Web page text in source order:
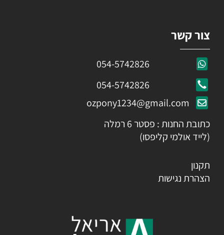
צור קשר
054-5742826
054-5742826
ozpony1234@gmail.com
כתובת החנות : פסטר 6 רמלה
(לייד אולמי קליפסו)
תקנון
הצהרת נגישות